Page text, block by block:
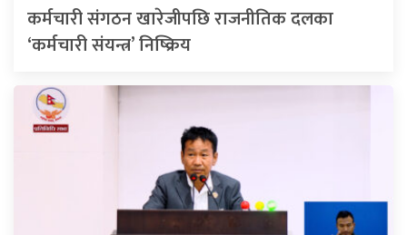
कर्मचारी संगठन खारेजीपछि राजनीतिक दलका
‘कर्मचारी संयन्त्र’ निष्क्रिय